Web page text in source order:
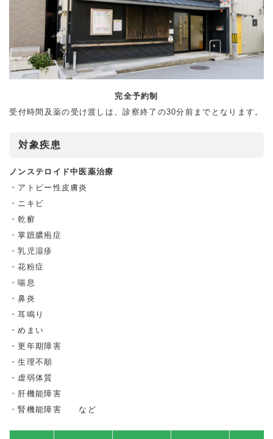
完全予約制
受付時間及薬の受け渡しは、診察終了の30分前までとなります。
対象疾患
ノンステロイド中医薬治療
アトピー性⽪膚炎
ニキビ
乾癬
掌蹠膿疱症
乳児湿疹
花粉症
喘息
鼻炎
耳鳴り
めまい
更年期障害
生理不順
虚弱体質
肝機能障害
腎機能障害 など